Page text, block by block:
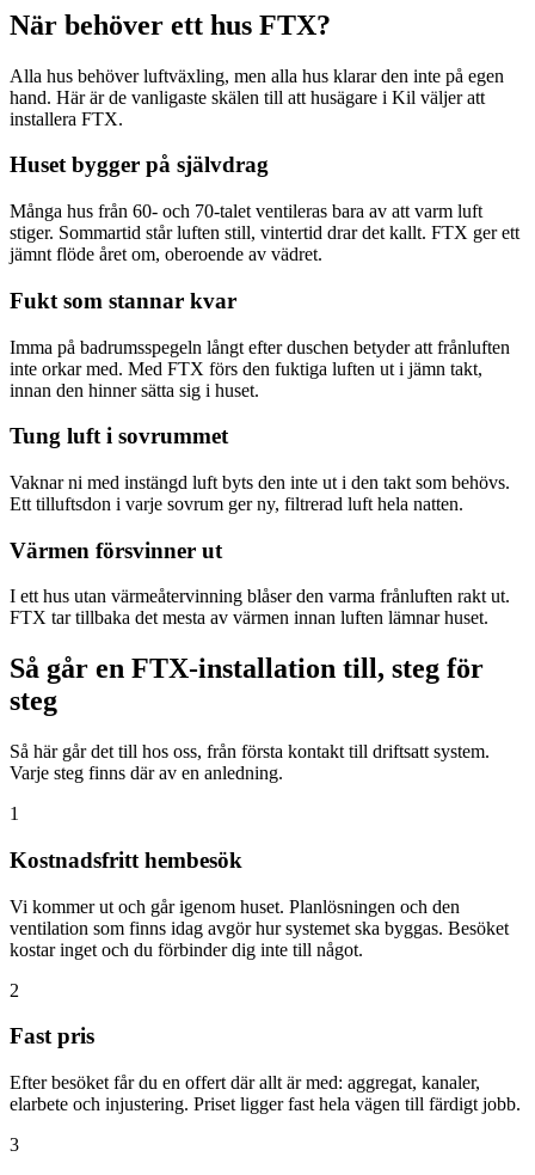
När behöver ett hus FTX?
Alla hus behöver luftväxling, men alla hus klarar den inte på egen
hand. Här är de vanligaste skälen till att husägare i Kil väljer att
installera FTX.
Huset bygger på självdrag
Många hus från 60- och 70-talet ventileras bara av att varm luft
stiger. Sommartid står luften still, vintertid drar det kallt. FTX ger ett
jämnt flöde året om, oberoende av vädret.
Fukt som stannar kvar
Imma på badrumsspegeln långt efter duschen betyder att frånluften
inte orkar med. Med FTX förs den fuktiga luften ut i jämn takt,
innan den hinner sätta sig i huset.
Tung luft i sovrummet
Vaknar ni med instängd luft byts den inte ut i den takt som behövs.
Ett tilluftsdon i varje sovrum ger ny, filtrerad luft hela natten.
Värmen försvinner ut
I ett hus utan värmeåtervinning blåser den varma frånluften rakt ut.
FTX tar tillbaka det mesta av värmen innan luften lämnar huset.
Så går en FTX-installation till, steg för
steg
Så här går det till hos oss, från första kontakt till driftsatt system.
Varje steg finns där av en anledning.
1
Kostnadsfritt hembesök
Vi kommer ut och går igenom huset. Planlösningen och den
ventilation som finns idag avgör hur systemet ska byggas. Besöket
kostar inget och du förbinder dig inte till något.
2
Fast pris
Efter besöket får du en offert där allt är med: aggregat, kanaler,
elarbete och injustering. Priset ligger fast hela vägen till färdigt jobb.
3